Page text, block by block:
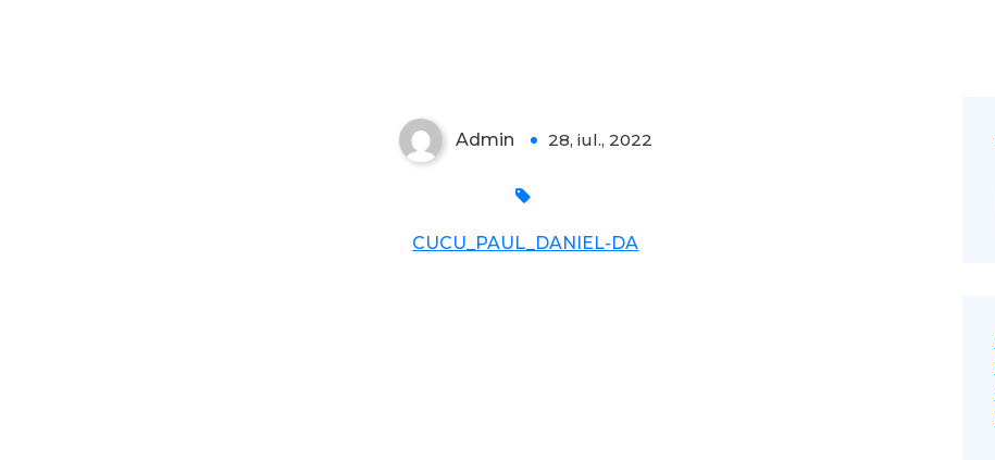
Admin 28, iul., 2022
CUCU_PAUL_DANIEL-DA